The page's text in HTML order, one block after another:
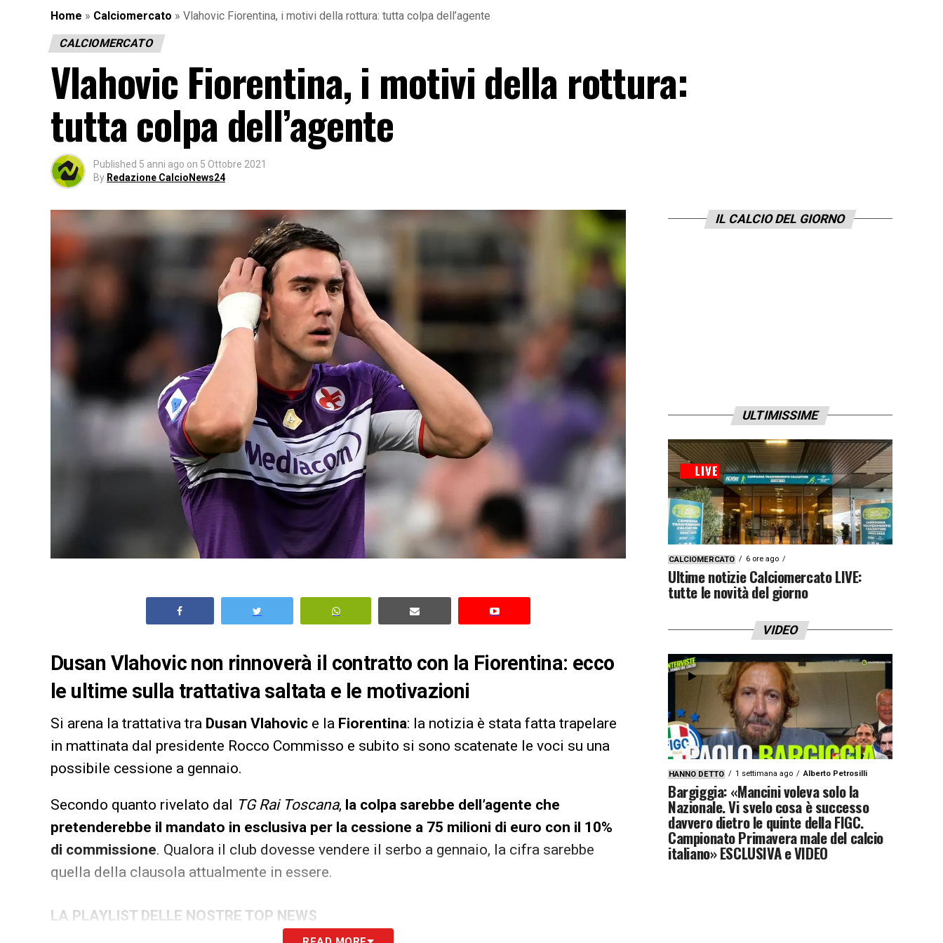
Home » Calciomercato » Vlahovic Fiorentina, i motivi della rottura: tutta colpa dell’agente
CALCIOMERCATO
Vlahovic Fiorentina, i motivi della rottura:
tutta colpa dell’agente
Published 5 anni ago on 5 Ottobre 2021
By Redazione CalcioNews24
Dusan Vlahovic non rinnoverà il contratto con la Fiorentina: ecco
le ultime sulla trattativa saltata e le motivazioni
Si arena la trattativa tra Dusan Vlahovic e la Fiorentina: la notizia è stata fatta trapelare
in mattinata dal presidente Rocco Commisso e subito si sono scatenate le voci su una
possibile cessione a gennaio.
Secondo quanto rivelato dal TG Rai Toscana, la colpa sarebbe dell’agente che
pretenderebbe il mandato in esclusiva per la cessione a 75 milioni di euro con il 10%
di commissione. Qualora il club dovesse vendere il serbo a gennaio, la cifra sarebbe
quella della clausola attualmente in essere.
LA PLAYLIST DELLE NOSTRE TOP NEWS
IL CALCIO DEL GIORNO
ULTIMISSIME
CALCIOMERCATO 6 ore ago
Ultime notizie Calciomercato LIVE:
tutte le novità del giorno
VIDEO
HANNO DETTO 1 settimana ago Alberto Petrosilli
Bargiggia: «Mancini voleva solo la
Nazionale. Vi svelo cosa è successo
davvero dietro le quinte della FIGC.
Campionato Primavera male del calcio
italiano» ESCLUSIVA e VIDEO